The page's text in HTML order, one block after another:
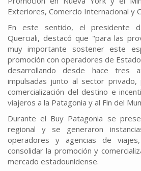
Exteriores, Comercio Internacional y
En este sentido, el presidente
Querciali, destacó que "para las
muy importante sostener este
promoción con operadores de
desarrollando desde hace tres
impulsadas junto al sector
comercialización del destino e
viajeros a la Patagonia y al Fin del
Durante el Buy Patagonia se
regional y se generaron
operadores y agencias de
consolidar la promoción y
mercado estadounidense.